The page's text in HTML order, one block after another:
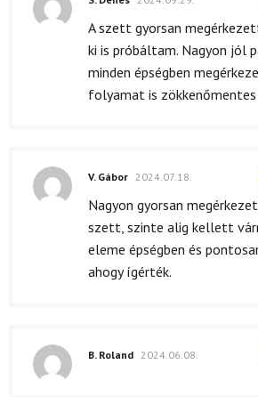
A szett gyorsan
ki is próbáltam. Nagyon jól
minden épségben
folyamat is
V. Gábor 2024.07.18.
Nagyon gyorsan
szett, szinte alig kellett
eleme épségben és
ahogy ígérték.
B. Roland 2024.06.08.